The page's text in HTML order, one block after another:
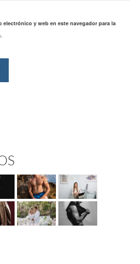
electrónico y web en este navegador para la